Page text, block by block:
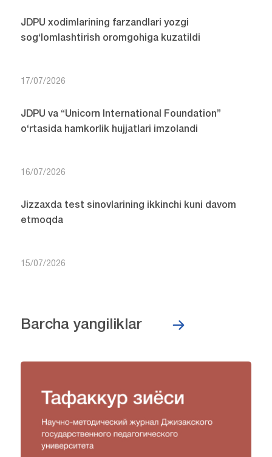
JDPU xodimlarining farzandlari yozgi
sog‘lomlashtirish oromgohiga kuzatildi
17/07/2026
JDPU va “Unicorn International Foundation”
o‘rtasida hamkorlik hujjatlari imzolandi
16/07/2026
Jizzaxda test sinovlarining ikkinchi kuni davom
etmoqda
15/07/2026
Barcha yangiliklar